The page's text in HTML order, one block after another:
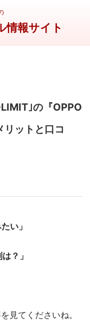
情報サイト
｣の『OPPO
ットと口コ
い」
？」
見てくださいね。